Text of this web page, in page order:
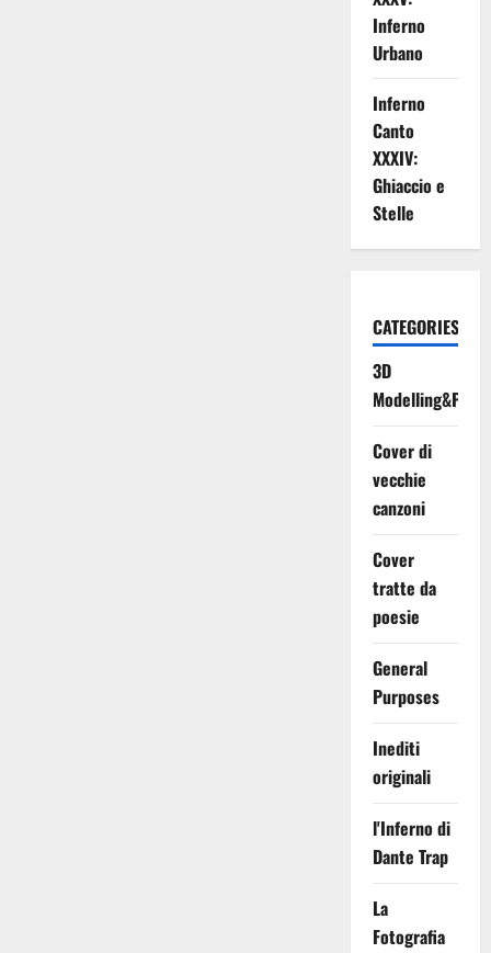
Inferno
Urbano
Inferno
Canto
XXXIV:
Ghiaccio e
Stelle
CATEGORIES
3D
Cover di
vecchie
canzoni
Cover
tratte da
poesie
General
Purposes
Inediti
originali
l'Inferno di
Dante Trap
La
Fotografia